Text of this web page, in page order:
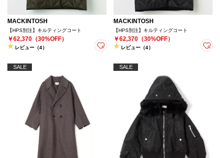
MACKINTOSH
【HPS別注】キルティングコート
￥62,370（30%OFF）
レビュー（4）
MACKINTOSH
【HPS別注】キルティングコート
￥62,370（30%OFF）
レビュー（4）
SALE SALE